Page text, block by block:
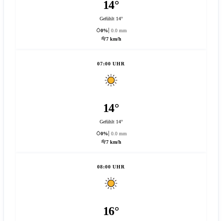
14°
Gefühlt 14°
0%
0.0 mm
7 km/h
07:00 UHR
14°
Gefühlt 14°
0%
0.0 mm
7 km/h
08:00 UHR
16°